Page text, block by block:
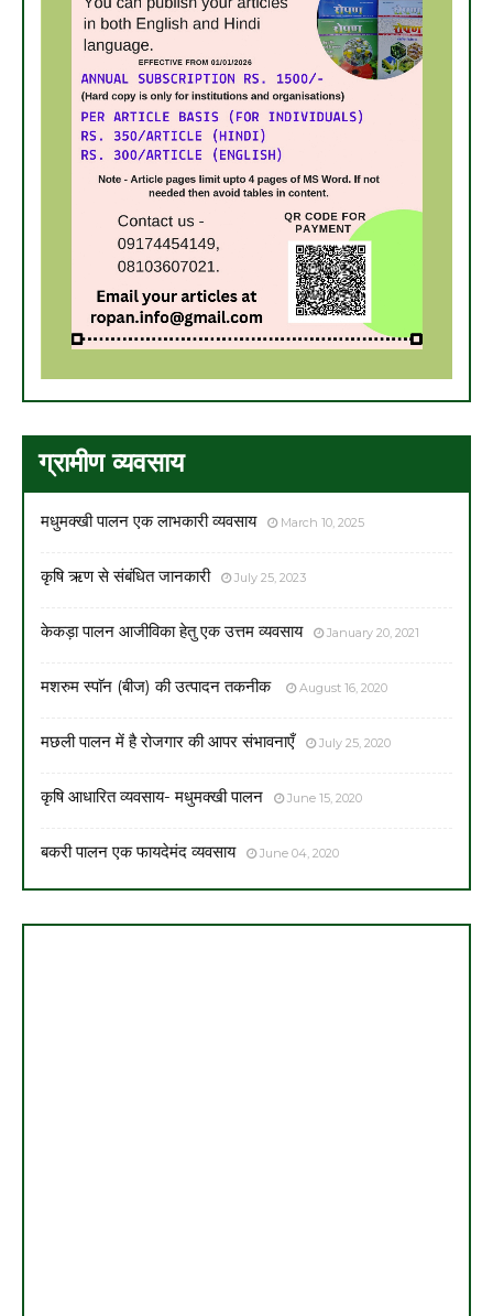
ग्रामीण व्यवसाय
मधुमक्खी पालन एक लाभकारी व्यवसाय March 10, 2025
कृषि ऋण से संबंधित जानकारी July 25, 2023
केकड़ा पालन आजीविका हेतु एक उत्तम व्यवसाय January 20, 2021
मशरुम स्पाॅन (बीज) की उत्पादन तकनीक August 16, 2020
मछली पालन में है रोजगार की आपर संभावनाएँ July 25, 2020
कृषि आधारित व्यवसाय- मधुमक्खी पालन June 15, 2020
बकरी पालन एक फायदेमंद व्यवसाय June 04, 2020